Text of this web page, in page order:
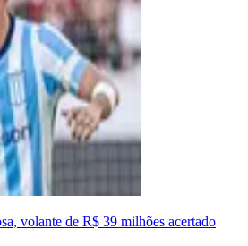
volante de R$ 39 milhões acertado